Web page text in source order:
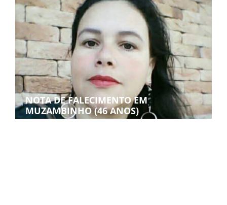
NOTA DE FALECIMENTO EM
MUZAMBINHO (46 ANOS)